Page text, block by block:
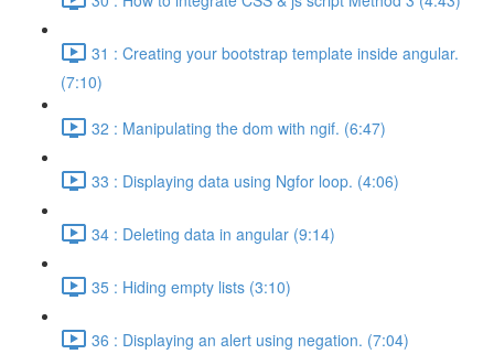
31 : Creating your bootstrap template inside angular.
(7:10)
32 : Manipulating the dom with ngif. (6:47)
33 : Displaying data using Ngfor loop. (4:06)
34 : Deleting data in angular (9:14)
35 : Hiding empty lists (3:10)
36 : Displaying an alert using negation. (7:04)